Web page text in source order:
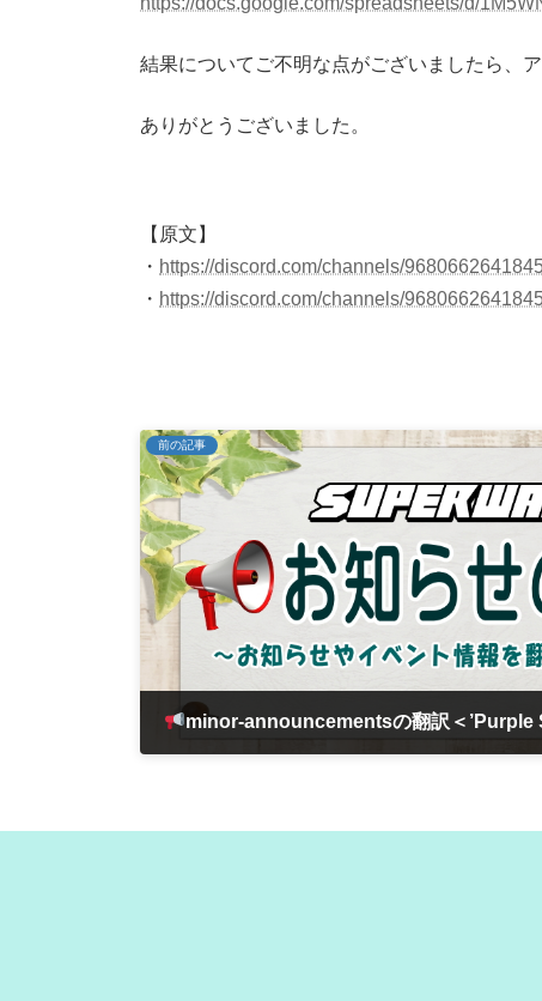
結果についてご不明な点がございましたら、
ありがとうございました。
【原文】
・ https://discord.com/channels/
・ https://discord.com/channels/
前の記事
minor-announcementsの翻訳＜’Purple Stone Box’のアップデートお